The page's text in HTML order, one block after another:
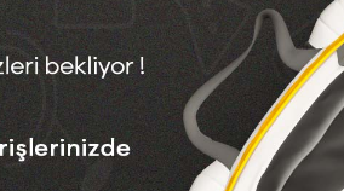
Mas Ponpon - Simli
Barkod
8691217178211
Para Puan